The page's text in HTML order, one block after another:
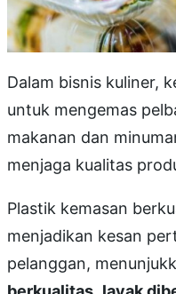
Dalam bisnis kuliner,
untuk mengemas
makanan dan
menjaga kualitas
Plastik kemasan
menjadikan kesan
pelanggan,